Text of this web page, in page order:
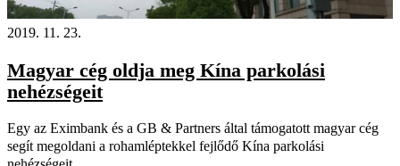
2019. 11. 23.
Magyar cég oldja meg Kína parkolási
nehézségeit
Egy az Eximbank és a GB & Partners által támogatott magyar cég
segít megoldani a rohamléptekkel fejlődő Kína parkolási